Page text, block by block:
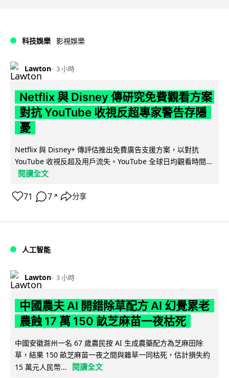
科技娛樂 影視娛樂
Lawton 3 小時
Netflix 與 Disney 傳研究免費觀看方案
對抗 YouTube 收視反超專家警告存隱
憂
Netflix 與 Disney+ 傳評估推出免費廣告支援方案，以對抗
YouTube 收視反超及用戶流失。YouTube 全球日均觀看時間...
閱讀全文
71 7 ↗ 分享
人工智能
Lawton 3 小時
中國農夫 AI 開錯除草配方 AI 幻覺累老
農蝕 17 萬 150 畝芝麻苗一夜枯死
中國安徽滁州一名 67 歲農民按 AI 生成農藥配方為芝麻田除
草，結果 150 畝芝麻苗一夜之間與雜草一同枯死，估計損失約
15 萬元人民幣...
閱讀全文